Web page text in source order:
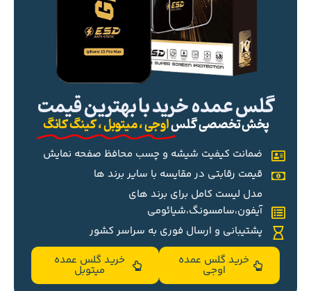
گلس عمده خرید با بهترین قیمت
پخش تخصصی گلساوجی ، میتوبل ، کینگ کانگ
ضمانت کیفیت شیشه و چسب محافظ صفحه نمایش
قیمت رقابتی در مقایسه با سایر برند ها
مدل لیست کامل برای برند های
آیفون،سامسونگ،شیائومی
پشتیبانی و ارسال فوری به سراسر کشور
خرید گلس عمده
اوجی
خرید گلس عمده
میتوبل